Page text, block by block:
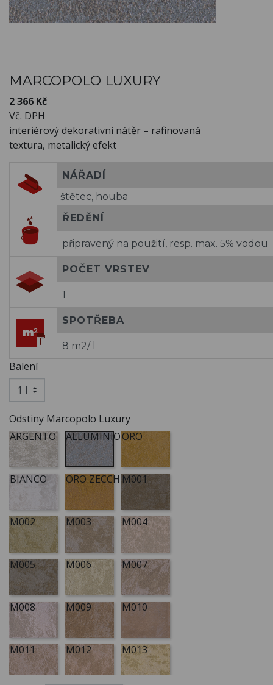
MARCOPOLO LUXURY
2 366 Kč
Vč. DPH
interiérový dekorativní nátěr – rafinovaná
textura, metalický efekt
NÁŘADÍ
štětec, houba
ŘEDĚNÍ
připravený na použití, resp. max. 5% vodou
POČET VRSTEV
1
SPOTŘEBA
8 m2/ l
Balení
Odstiny Marcopolo Luxury
ARGENTO
ALLUMINIOORO
BIANCO ORO ZECCHINO
M001
M002 M003 M004
M005 M006 M007
M008 M009 M010
M011 M012 M013